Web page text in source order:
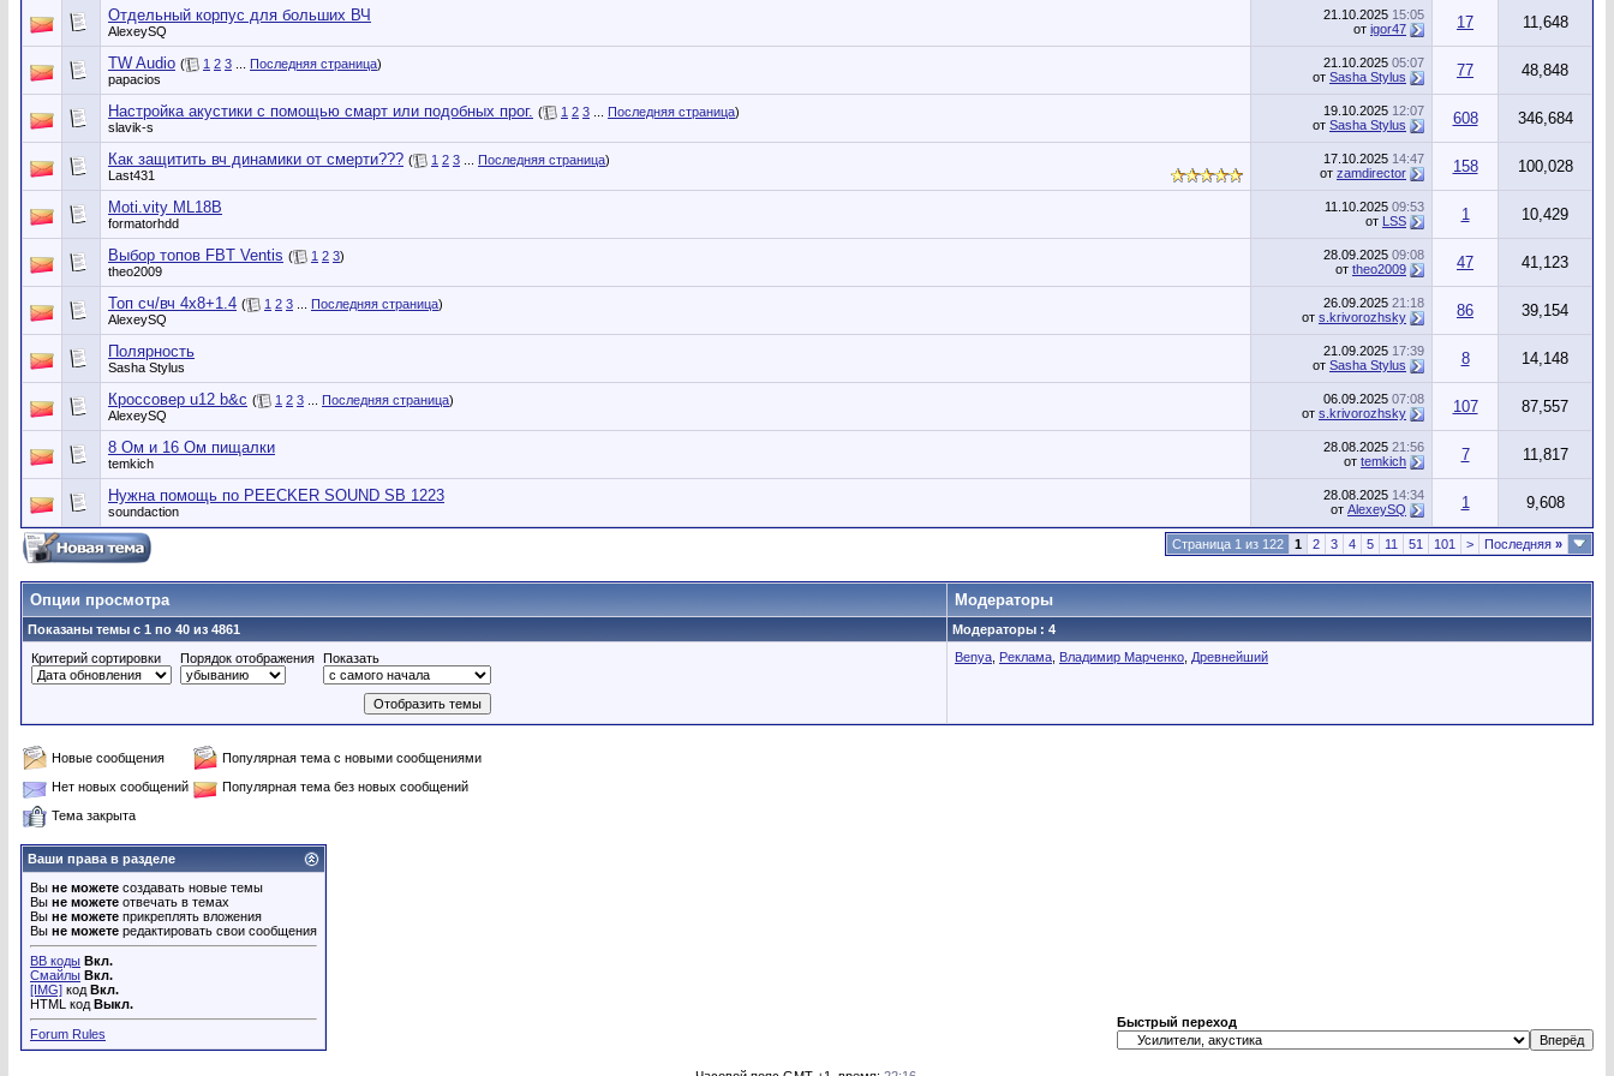
Отдельный корпус для больших ВЧ
AlexeySQ
21.10.2025 15:05
от igor47 17 11,648
TW Audio ( 1 2 3 Последняя страница)
papacios
21.10.2025 05:07
от Sasha Stylus 77 48,848
Настройка акустики с помощью смарт или подобных прог. ( 1 2 3 Последняя страница)
slavik-s
19.10.2025 12:07
от Sasha Stylus 608 346,684
Как защитить вч динамики от смерти??? ( 1 2 3 Последняя страница)
Last431
17.10.2025 14:47
от zamdirector 158 100,028
Moti.vity ML18B
formatorhdd
11.10.2025 09:53
от LSS 1 10,429
Выбор топов FBT Ventis ( 1 2 3)
theo2009
28.09.2025 09:08
от theo2009 47 41,123
Топ сч/вч 4х8+1.4 ( 1 2 3 Последняя страница)
AlexeySQ
26.09.2025 21:18
от s.krivorozhsky 86 39,154
Полярность
Sasha Stylus
21.09.2025 17:39
от Sasha Stylus 8 14,148
Кроссовер u12 b&c ( 1 2 3 Последняя страница)
AlexeySQ
06.09.2025 07:08
от s.krivorozhsky 107 87,557
8 Ом и 16 Ом пищалки
temkich
28.08.2025 21:56
от temkich 7 11,817
Нужна помощь по PEECKER SOUND SB 1223
soundaction
28.08.2025 14:34
от AlexeySQ 1 9,608
Страница 1 из 122 1 2 3 4 5 11 51 101 > Последняя »
Опции просмотра Модераторы
Показаны темы с 1 по 40 из 4861
Модераторы : 4
Критерий сортировки
Порядок отображения Показать Benya Реклама Владимир Марченко Древнейший
Новые сообщения
Популярная тема с новыми сообщениями
Нет новых сообщений
Популярная тема без новых сообщений
Тема закрыта
Ваши права в разделе
Вы не можете создавать новые темы
Вы не можете отвечать в темах
Вы не можете прикреплять вложения
Вы не можете редактировать свои сообщения
BB коды Вкл.
Смайлы Вкл.
[IMG] код Вкл.
HTML код Выкл.
Forum Rules
Быстрый переход